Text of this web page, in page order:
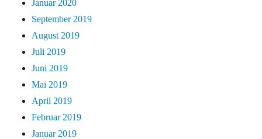
Januar 2020
September 2019
August 2019
Juli 2019
Juni 2019
Mai 2019
April 2019
Februar 2019
Januar 2019